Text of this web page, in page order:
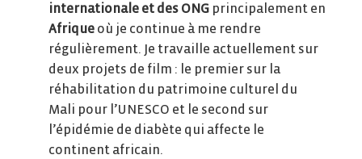
internationale et des ONGprincipalement en
Afriqueoù je continue à me rendre
régulièrement. Je travaille actuellement sur
deux projets de film : le premier sur la
réhabilitation du patrimoine culturel du
Mali pour l’UNESCO et le second sur
l’épidémie de diabète qui affecte le
continent africain.